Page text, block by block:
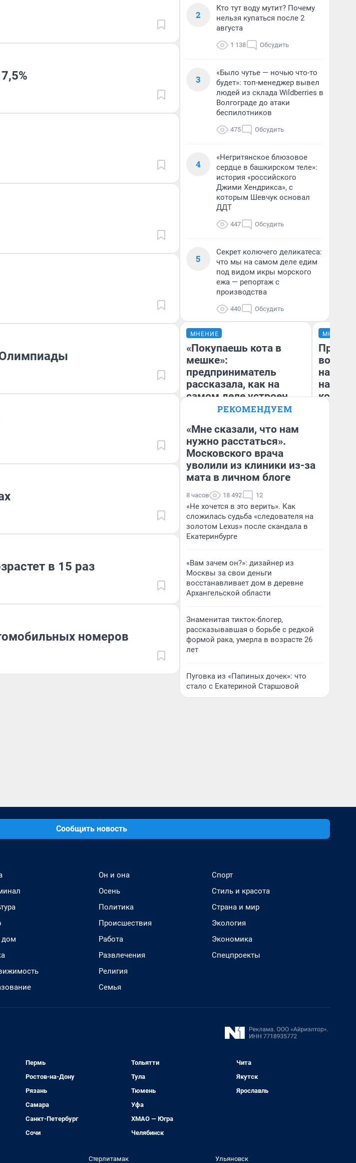
Олимпиады
в 15 раз
номеров
2
Кто тут воду мутит? Почему
нельзя купаться после 2
августа
1 138 Обсудить
3
«Было чутье — ночью что-то
будет»: топ-менеджер вывел
людей из склада Wildberries в
Волгограде до атаки
беспилотников
475 Обсудить
4
«Негритянское блюзовое
сердце в башкирском теле»:
история «российского
Джими Хендрикса», с
которым Шевчук основал
ДДТ
447 Обсудить
5
Секрет колючего деликатеса:
что мы на самом деле едим
под видом икры морского
ежа — репортаж с
производства
440 Обсудить
МНЕНИЕ
«Покупаешь кота в
мешке»:
предприниматель
рассказала, как на
самом деле устроен
бизнес со складами
Наталья Шорохова
Открыла кофейную точку на
деньги соцразвития
МНЕНИЕ
нам
РЕКОМЕНДУЕМ
«Мне сказали, что нам
нужно расстаться».
Московского врача
уволили из клиники из-за
мата в личном блоге
8 часов 18 492 12
«Не хочется в это верить». Как
сложилась судьба «следователя на
золотом Lexus» после скандала в
Екатеринбурге
«Вам зачем он?»: дизайнер из
Москвы за свои деньги
восстанавливает дом в деревне
Архангельской области
Знаменитая тикток-блогер,
рассказывавшая о борьбе с редкой
формой рака, умерла в возрасте 26
лет
Пуговка из «Папиных дочек»: что
стало с Екатериной Старшовой
Сообщить новость
Он и она
Осень
Политика
Происшествия
Работа
Развлечения
Религия
Семья
Спорт
Стиль и красота
Страна и мир
Экология
Экономика
Спецпроекты
Пермь
Ростов-на-Дону
Рязань
Самара
Санкт-Петербург
Сочи
Тольятти
Тула
Тюмень
Уфа
ХМАО — Югра
Челябинск
Чита
Якутск
Ярославль
Стерлитамак Ульяновск